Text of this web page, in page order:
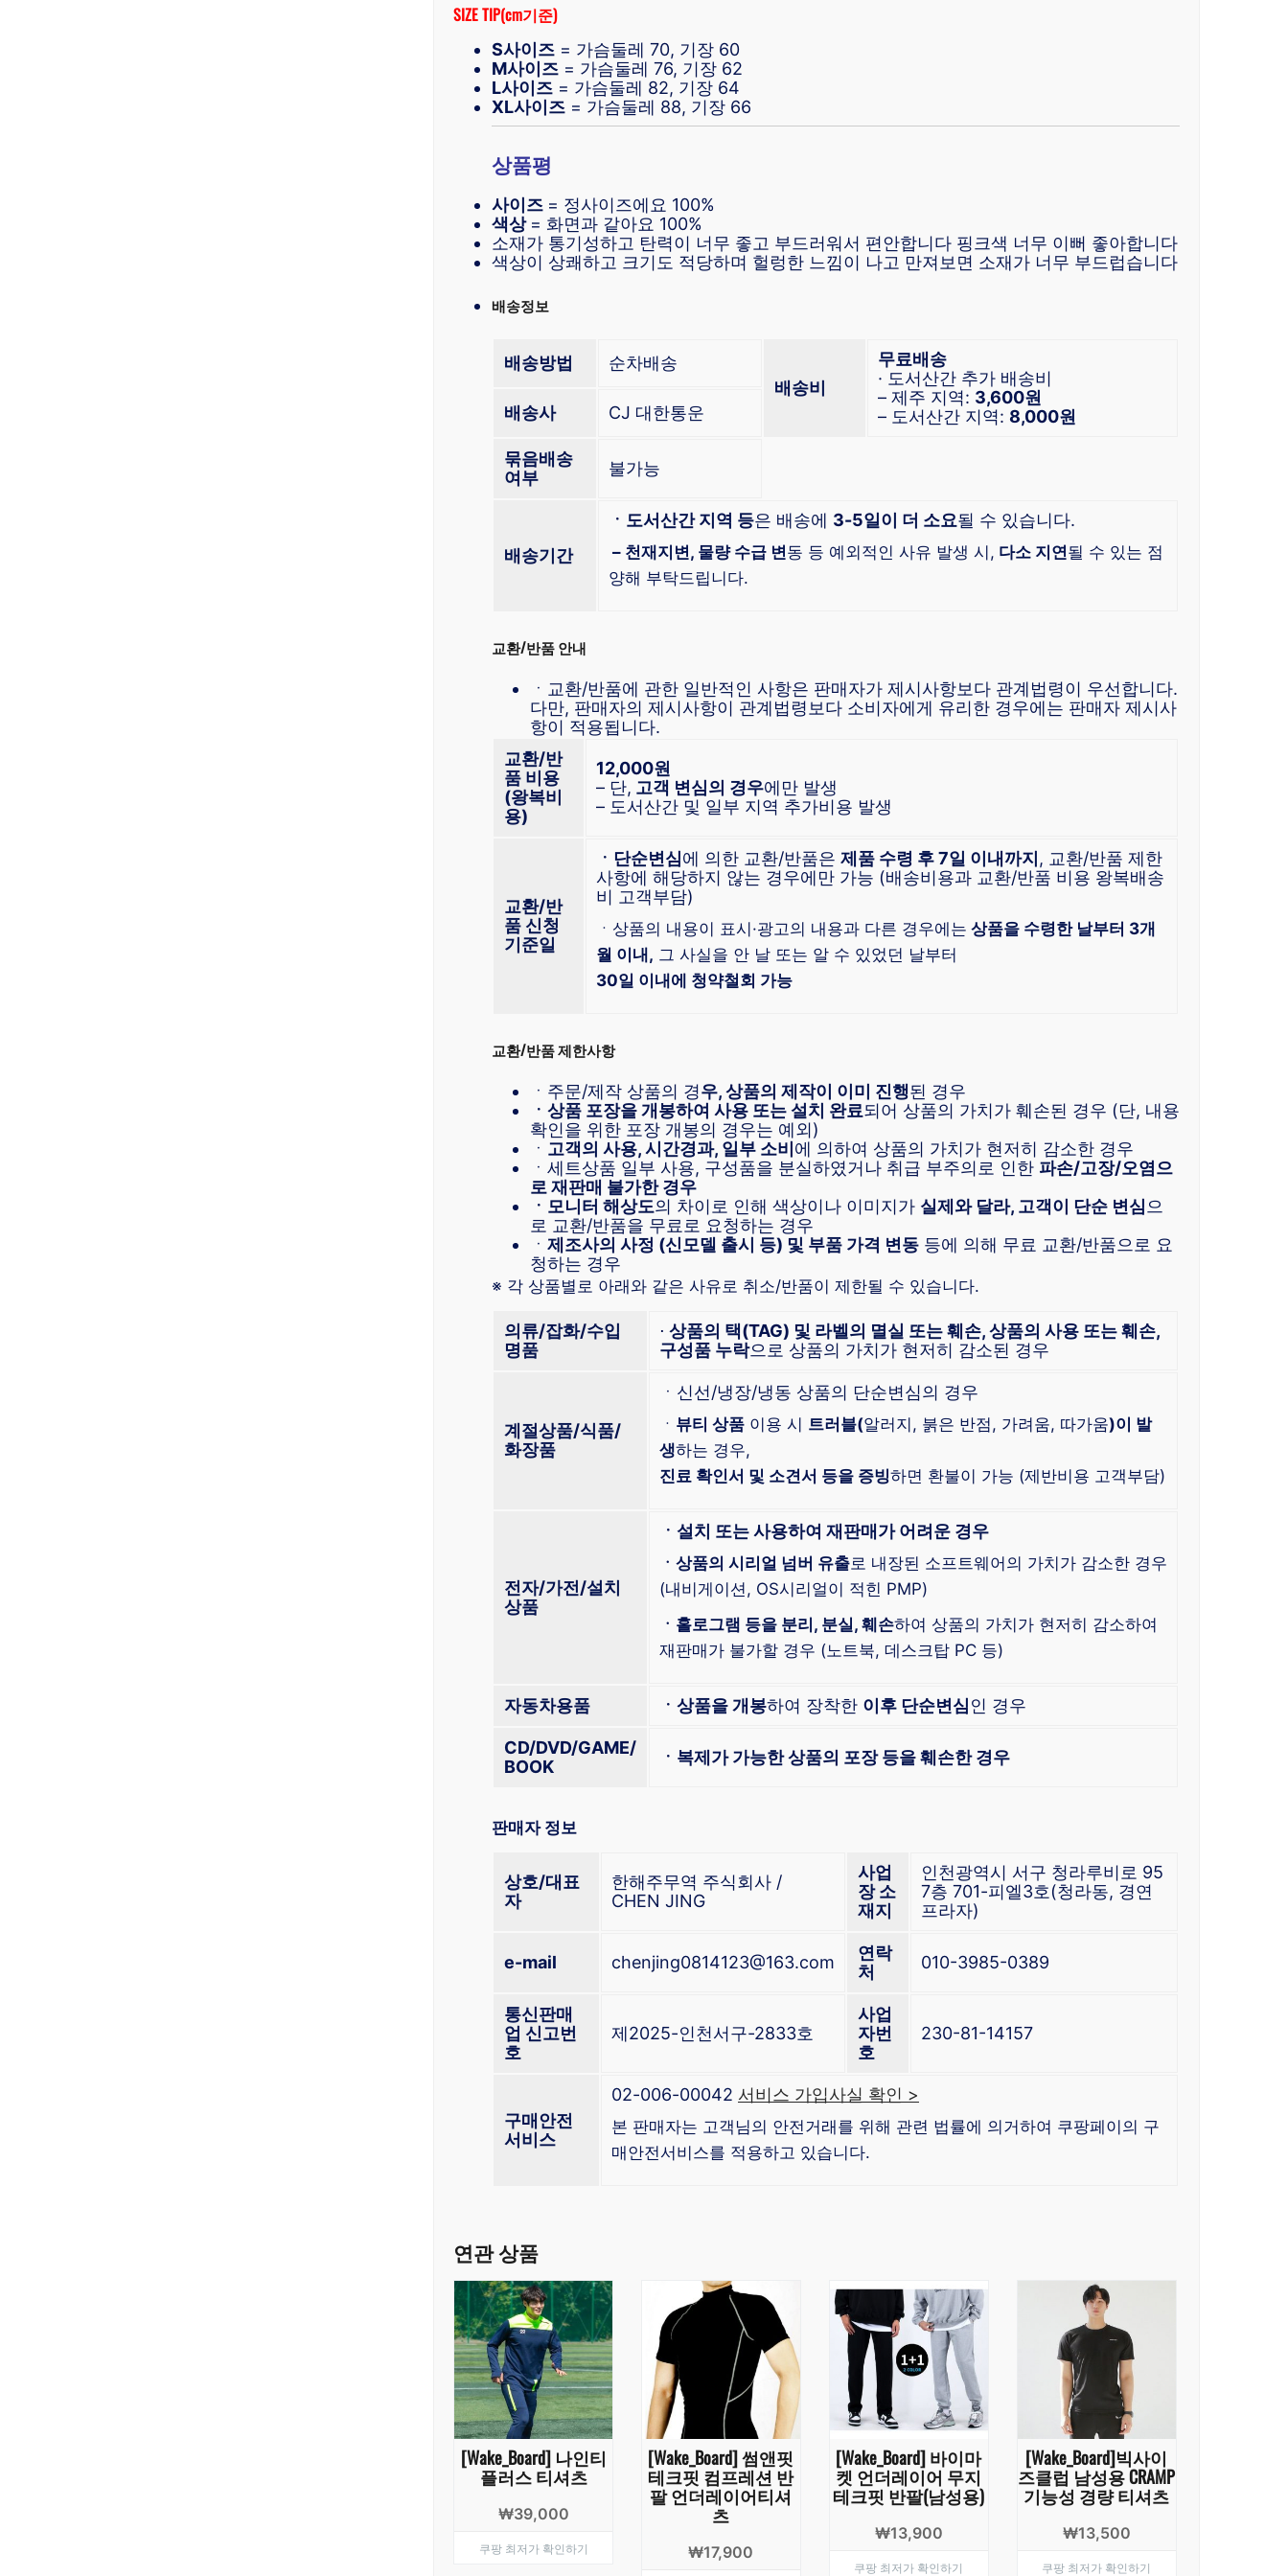
SIZE TIP(cm기준)
S사이즈 = 가슴둘레 70, 기장 60
M사이즈 = 가슴둘레 76, 기장 62
L사이즈 = 가슴둘레 82, 기장 64
XL사이즈 = 가슴둘레 88, 기장 66
상품평
사이즈 = 정사이즈에요 100%
색상 = 화면과 같아요 100%
소재가 통기성하고 탄력이 너무 좋고 부드러워서 편안합니다 핑크색 너무 이뻐 좋아합니다
색상이 상쾌하고 크기도 적당하며 헐렁한 느낌이 나고 만져보면 소재가 너무 부드럽습니다
배송정보
배송방법
순차배송
배송비
무료배송
· 도서산간 추가 배송비
– 제주 지역: 3,600원
– 도서산간 지역: 8,000원
배송사 CJ 대한통운
묶음배송
여부
불가능
배송기간
ㆍ도서산간 지역 등은 배송에 3-5일이 더 소요될 수 있습니다.
– 천재지변, 물량 수급 변동 등 예외적인 사유 발생 시, 다소 지연될 수 있는 점
양해 부탁드립니다.
교환/반품 안내
ㆍ교환/반품에 관한 일반적인 사항은 판매자가 제시사항보다 관계법령이 우선합니다.
다만, 판매자의 제시사항이 관계법령보다 소비자에게 유리한 경우에는 판매자 제시사
항이 적용됩니다.
교환/반
품 비용
(왕복비
용)
12,000원
– 단, 고객 변심의 경우에만 발생
– 도서산간 및 일부 지역 추가비용 발생
교환/반
품 신청
기준일
ㆍ단순변심에 의한 교환/반품은 제품 수령 후 7일 이내까지, 교환/반품 제한
사항에 해당하지 않는 경우에만 가능 (배송비용과 교환/반품 비용 왕복배송
비 고객부담)
ㆍ상품의 내용이 표시·광고의 내용과 다른 경우에는 상품을 수령한 날부터 3개
월 이내, 그 사실을 안 날 또는 알 수 있었던 날부터
30일 이내에 청약철회 가능
교환/반품 제한사항
ㆍ주문/제작 상품의 경우, 상품의 제작이 이미 진행된 경우
ㆍ상품 포장을 개봉하여 사용 또는 설치 완료되어 상품의 가치가 훼손된 경우 (단, 내용
확인을 위한 포장 개봉의 경우는 예외)
ㆍ 고객의 사용, 시간경과, 일부 소비에 의하여 상품의 가치가 현저히 감소한 경우
ㆍ세트상품 일부 사용, 구성품을 분실하였거나 취급 부주의로 인한 파손/고장/오염으
로 재판매 불가한 경우
ㆍ모니터 해상도의 차이로 인해 색상이나 이미지가 실제와 달라, 고객이 단순 변심 으
로 교환/반품을 무료로 요청하는 경우
ㆍ 제조사의 사정 (신모델 출시 등) 및 부품 가격 변동 등에 의해 무료 교환/반품으로 요
청하는 경우
※ 각 상품별로 아래와 같은 사유로 취소/반품이 제한될 수 있습니다.
의류/잡화/수입
명품
⋅ 상품의 택(TAG) 및 라벨의 멸실 또는 훼손, 상품의 사용 또는 훼손,
구성품 누락으로 상품의 가치가 현저히 감소된 경우
계절상품/식품/
화장품
ㆍ신선/냉장/냉동 상품의 단순변심의 경우
ㆍ 뷰티 상품 이용 시 트러블(알러지, 붉은 반점, 가려움, 따가움)이 발
생하는 경우,
진료 확인서 및 소견서 등을 증빙하면 환불이 가능 (제반비용 고객부담)
전자/가전/설치
상품
ㆍ설치 또는 사용하여 재판매가 어려운 경우
ㆍ상품의 시리얼 넘버 유출로 내장된 소프트웨어의 가치가 감소한 경우
(내비게이션, OS시리얼이 적힌 PMP)
ㆍ홀로그램 등을 분리, 분실, 훼손하여 상품의 가치가 현저히 감소하여
재판매가 불가할 경우 (노트북, 데스크탑 PC 등)
자동차용품 ㆍ상품을 개봉하여 장착한 이후 단순변심인 경우
CD/DVD/GAME/
BOOK
ㆍ복제가 가능한 상품의 포장 등을 훼손한 경우
판매자 정보
상호/대표
자
한해주무역 주식회사 /
CHEN JING
사업
장 소
재지
인천광역시 서구 청라루비로 95
7층 701-피엘3호(청라동, 경연
프라자)
e-mail chenjing0814123@163.com
연락
처
010-3985-0389
통신판매
업 신고번
호
제2025-인천서구-2833호
사업
자번
호
230-81-14157
구매안전
서비스
02-006-00042 서비스 가입사실 확인 >
본 판매자는 고객님의 안전거래를 위해 관련 법률에 의거하여 쿠팡페이의 구
매안전서비스를 적용하고 있습니다.
연관 상품
[Wake_Board] 나인티
플러스 티셔츠
₩39,000
쿠팡 최저가 확인하기
[Wake_Board] 썸앤핏
테크핏 컴프레션 반
팔 언더레이어티셔
츠
₩17,900
[Wake_Board] 바이마
켓 언더레이어 무지
테크핏 반팔(남성용)
₩13,900
쿠팡 최저가 확인하기
[Wake_Board]빅사이
즈클럽 남성용 CRAMP
기능성 경량 티셔츠
₩13,500
쿠팡 최저가 확인하기